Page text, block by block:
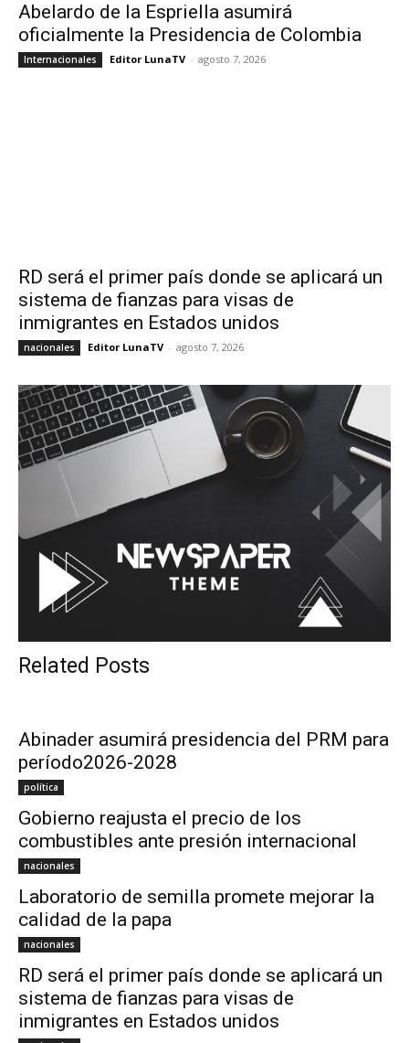
Abelardo de la Espriella asumirá
oficialmente la Presidencia de Colombia
Internacionales Editor LunaTV - agosto 7, 2026
RD será el primer país donde se aplicará un
sistema de fianzas para visas de
inmigrantes en Estados unidos
nacionales Editor LunaTV - agosto 7, 2026
Related Posts
Abinader asumirá presidencia del PRM para
período2026-2028
política
Gobierno reajusta el precio de los
combustibles ante presión internacional
nacionales
Laboratorio de semilla promete mejorar la
calidad de la papa
nacionales
RD será el primer país donde se aplicará un
sistema de fianzas para visas de
inmigrantes en Estados unidos